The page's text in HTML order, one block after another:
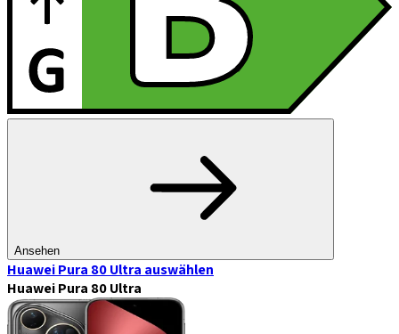
Ansehen
Huawei Pura 80 Ultra auswählen
Huawei Pura 80 Ultra